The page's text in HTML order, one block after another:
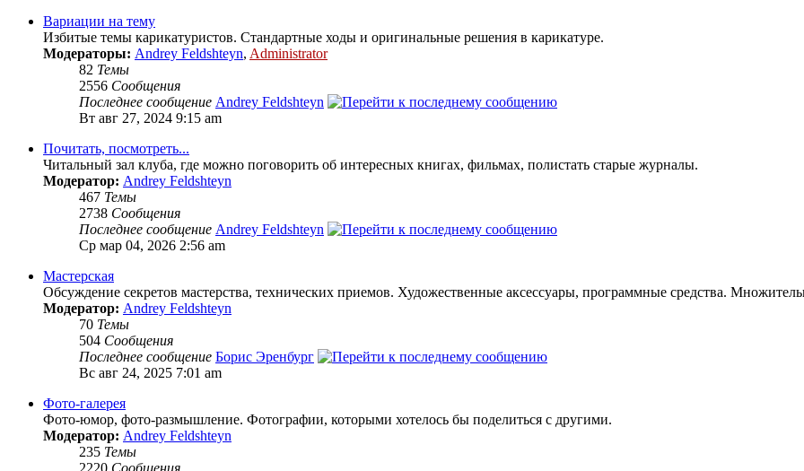
Вариации на тему
Избитые темы карикатуристов. Стандартные ходы и оригинальные решения в карикатуре.
Модераторы: Andrey Feldshteyn, Administrator
82 Темы
2556 Сообщения
Последнее сообщение Andrey Feldshteyn
Вт авг 27, 2024 9:15 am
Почитать, посмотреть...
Читальный зал клуба, где можно поговорить об интересных книгах, фильмах, полистать старые журналы.
Модератор: Andrey Feldshteyn
467 Темы
2738 Сообщения
Последнее сообщение Andrey Feldshteyn
Ср мар 04, 2026 2:56 am
Мастерская
Обсуждение секретов мастерства, технических приемов. Художественные аксессуары, программные средства.
Модератор: Andrey Feldshteyn
70 Темы
504 Сообщения
Последнее сообщение Борис Эренбург
Вс авг 24, 2025 7:01 am
Фото-галерея
Фото-юмор, фото-размышление. Фотографии, которыми хотелось бы поделиться с другими.
Модератор: Andrey Feldshteyn
235 Темы